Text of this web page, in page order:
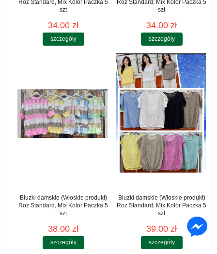
Roz Standard, Mix Kolor Paczka 5
szt
34.00 zł
szczegóły
Roz Standard, Mix Kolor Paczka 5
szt
34.00 zł
szczegóły
Bluzki damskie (Włoskie produkt)
Roz Standard, Mix Kolor Paczka 5
szt
38.00 zł
szczegóły
Bluzki damskie (Włoskie produkt)
Roz Standard, Mix Kolor Paczka 5
szt
39.00 zł
szczegóły